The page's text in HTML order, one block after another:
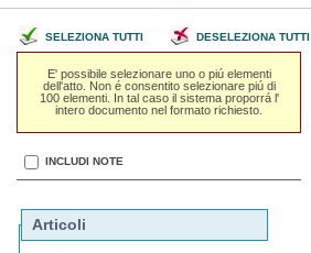
SELEZIONA TUTTI DESELEZIONA TUTTI
E' possibile selezionare uno o piú elementi
dell'atto. Non é consentito selezionare piú di
100 elementi. In tal caso il sistema proporrá l'
intero documento nel formato richiesto.
INCLUDI NOTE
Articoli